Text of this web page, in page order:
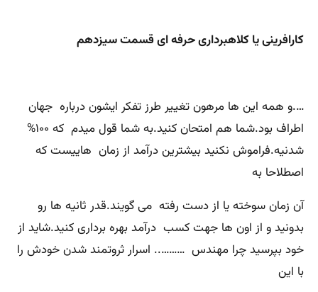
کارافرینی یا کلاهبرداری حرفه ای قسمت سیزدهم
….و همه این ها مرهون تغییر طرز تفکر ایشون درباره جهان
اطراف بود.شما هم امتحان کنید.به شما قول میدم که ۱۰۰%
شدنیه.فراموش نکنید بیشترین درآمد از زمان هاییست که
اصطلاحا به
آن زمان سوخته یا از دست رفته می گویند.قدر ثانیه ها رو
بدونید و از اون ها جهت کسب درآمد بهره برداری کنید.شاید از
خود بپرسید چرا مهندس ……….. اسرار ثروتمند شدن خودش را
با این